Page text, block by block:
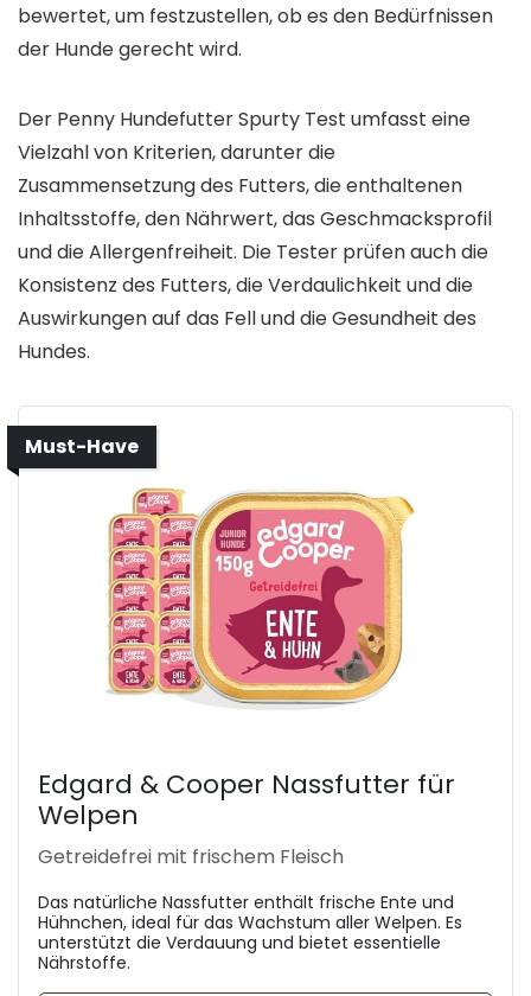
bewertet, um festzustellen, ob es den Bedürfnissen
der Hunde gerecht wird.
Der Penny Hundefutter Spurty Test umfasst eine
Vielzahl von Kriterien, darunter die
Zusammensetzung des Futters, die enthaltenen
Inhaltsstoffe, den Nährwert, das Geschmacksprofil
und die Allergenfreiheit. Die Tester prüfen auch die
Konsistenz des Futters, die Verdaulichkeit und die
Auswirkungen auf das Fell und die Gesundheit des
Hundes.
Must-Have
Edgard & Cooper Nassfutter für
Welpen
Getreidefrei mit frischem Fleisch
Das natürliche Nassfutter enthält frische Ente und
Hühnchen, ideal für das Wachstum aller Welpen. Es
unterstützt die Verdauung und bietet essentielle
Nährstoffe.